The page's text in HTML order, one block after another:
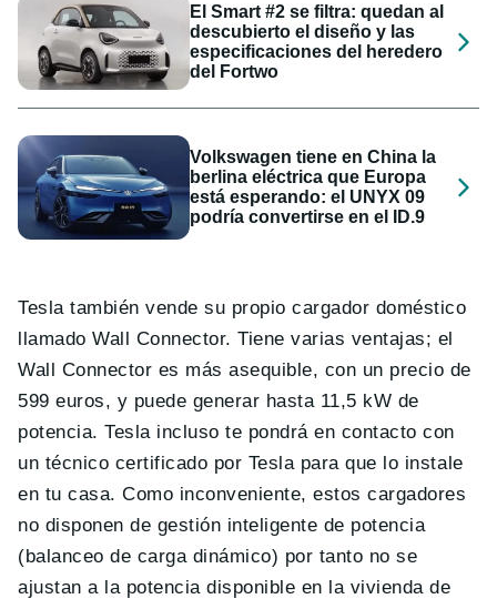
El Smart #2 se filtra: quedan al
descubierto el diseño y las
especificaciones del heredero
del Fortwo
Volkswagen tiene en China la
berlina eléctrica que Europa
está esperando: el UNYX 09
podría convertirse en el ID.9
Tesla también vende su propio cargador doméstico
llamado Wall Connector. Tiene varias ventajas; el
Wall Connector es más asequible, con un precio de
599 euros, y puede generar hasta 11,5 kW de
potencia. Tesla incluso te pondráen contacto con
un técnico certificado por Tesla para que lo instale
en tu casa. Como inconveniente, estos cargadores
no disponen de gestión inteligente de potencia
(balanceo de carga dinámico) por tanto no se
ajustan a la potencia disponible en la vivienda de